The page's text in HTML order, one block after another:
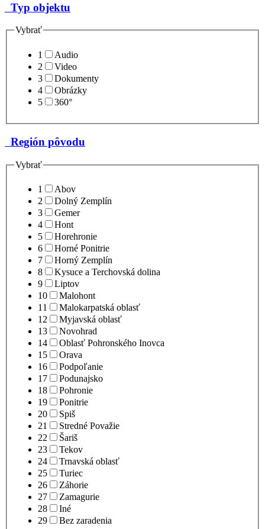
Typ objektu
Vybrať
1
Audio
2
Video
3
Dokumenty
4
Obrázky
5
360°
Región pôvodu
Vybrať
1
Abov
2
Dolný Zemplín
3
Gemer
4
Hont
5
Horehronie
6
Horné Ponitrie
7
Horný Zemplín
8
Kysuce a Terchovská dolina
9
Liptov
10
Malohont
11
Malokarpatská oblasť
12
Myjavská oblasť
13
Novohrad
14
Oblasť Pohronského Inovca
15
Orava
16
Podpoľanie
17
Podunajsko
18
Pohronie
19
Ponitrie
20
Spiš
21
Stredné Považie
22
Šariš
23
Tekov
24
Trnavská oblasť
25
Turiec
26
Záhorie
27
Zamagurie
28
Iné
29
Bez zaradenia